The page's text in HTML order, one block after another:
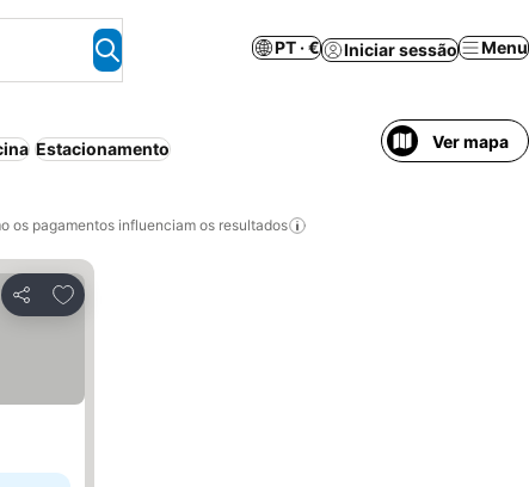
PT · € Iniciar sessão Menu
Estacionamento Ver mapa
os pagamentos influenciam os resultados
Partilhar
Adicionar aos favoritos